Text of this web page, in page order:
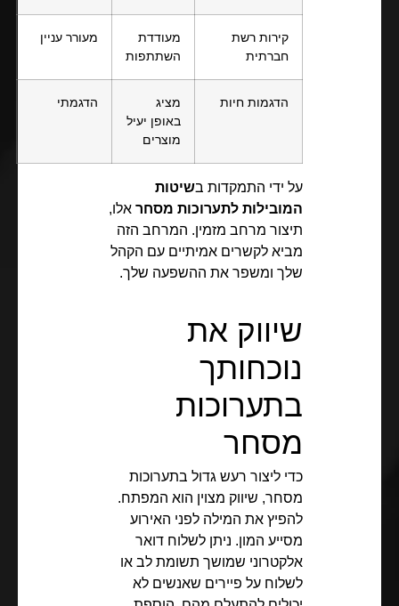
קירות רשת
חברתית
מעודדת
השתתפות
מעורר עניין
הדגמות חיות
מציג
באופן יעיל
מוצרים
הדגמתי
על ידי התמקדות בשיטות
המובילות לתערוכות מסחר אלו,
תיצור מרחב מזמין. המרחב הזה
מביא לקשרים אמיתיים עם הקהל
שלך ומשפר את ההשפעה שלך.
שיווק את
נוכחותך
בתערוכות
מסחר
כדי ליצור רעש גדול בתערוכות
מסחר, שיווק מצוין הוא המפתח.
להפיץ את המילה לפני האירוע
מסייע המון. ניתן לשלוח דואר
אלקטרוני שמושך תשומת לב או
לשלוח על פיירים שאנשים לא